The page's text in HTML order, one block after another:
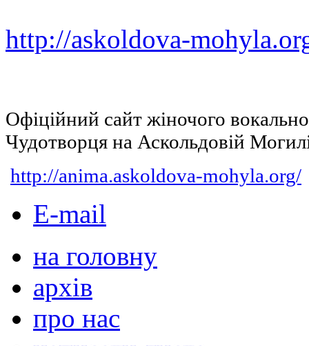
http://askoldova-
Офіційний сайт жіночого
Чудотворця на Аскольдовій
http://anima.askoldova-mohyla.org/
E-mail
на головну
архів
про нас